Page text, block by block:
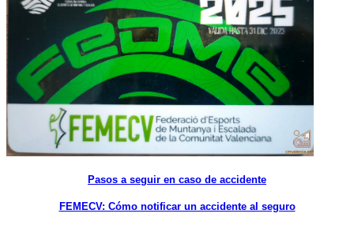
Pasos a seguir en caso de accidente
FEMECV: Cómo notificar un accidente al seguro